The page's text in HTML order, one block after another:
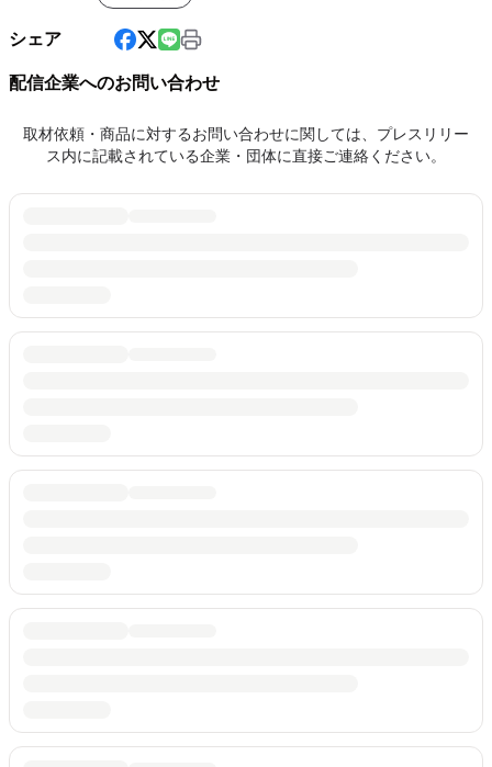
シェア
配信企業へのお問い合わせ
取材依頼・商品に対するお問い合わせに関しては、プレスリリー
ス内に記載されている企業・団体に直接ご連絡ください。